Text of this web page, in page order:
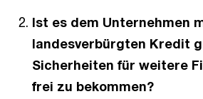
Ist es dem Unternehmen
landesverbürgten Kredit
Sicherheiten für weitere
frei zu bekommen?